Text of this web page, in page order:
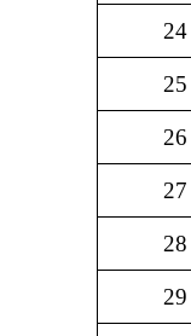
24
25
26
27
28
29